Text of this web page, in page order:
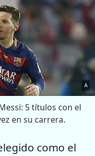
A
5 títulos con el
en su carrera.
como el